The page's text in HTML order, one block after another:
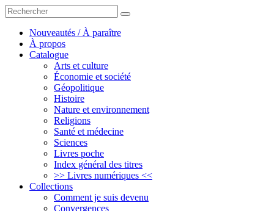
Rechercher
un
livre,
auteur
rechercher
Nouveautés / À paraître
À propos
Catalogue
Arts et culture
Économie et société
Géopolitique
Histoire
Nature et environnement
Religions
Santé et médecine
Sciences
Livres poche
Index général des titres
>> Livres numériques <<
Collections
Comment je suis devenu
Convergences